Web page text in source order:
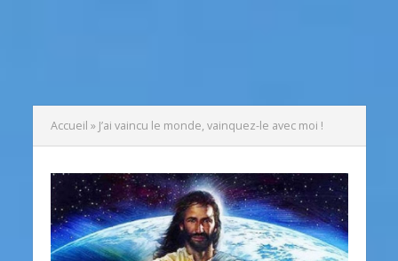
Accueil » J’ai vaincu le monde, vainquez-le avec moi !